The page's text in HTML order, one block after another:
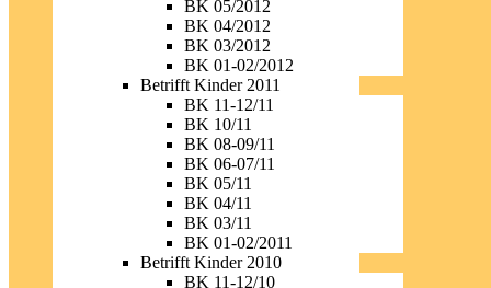
BK 05/2012
BK 04/2012
BK 03/2012
BK 01-02/2012
Betrifft Kinder 2011
BK 11-12/11
BK 10/11
BK 08-09/11
BK 06-07/11
BK 05/11
BK 04/11
BK 03/11
BK 01-02/2011
Betrifft Kinder 2010
BK 11-12/10